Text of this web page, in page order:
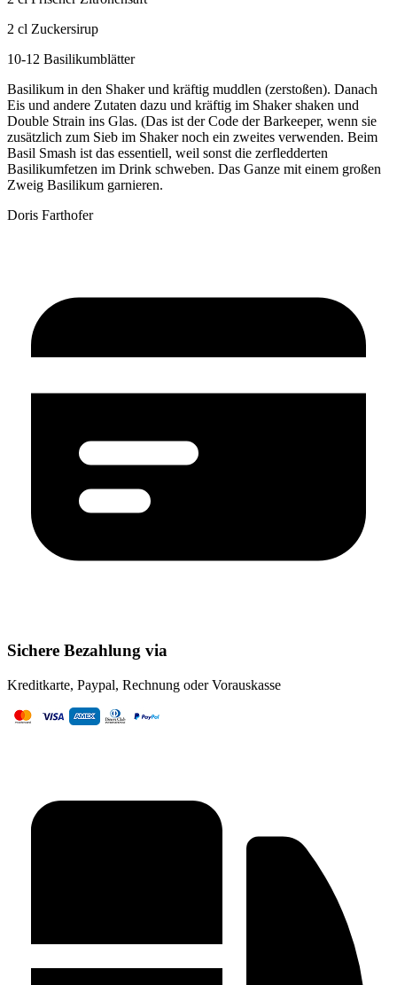
2 cl Zuckersirup
10-12 Basilikumblätter
Basilikum in den Shaker und kräftig muddlen (zerstoßen). Danach
Eis und andere Zutaten dazu und kräftig im Shaker shaken und
Double Strain ins Glas. (Das ist der Code der Barkeeper, wenn sie
zusätzlich zum Sieb im Shaker noch ein zweites verwenden. Beim
Basil Smash ist das essentiell, weil sonst die zerfledderten
Basilikumfetzen im Drink schweben. Das Ganze mit einem großen
Zweig Basilikum garnieren.
Doris Farthofer
Sichere Bezahlung via
Kreditkarte, Paypal, Rechnung oder Vorauskasse